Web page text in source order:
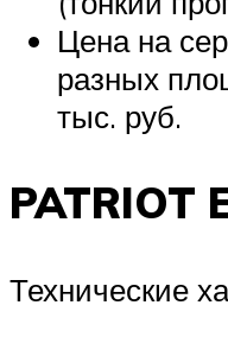
Цена на
разных
тыс. руб.
PATRIOT
Технические